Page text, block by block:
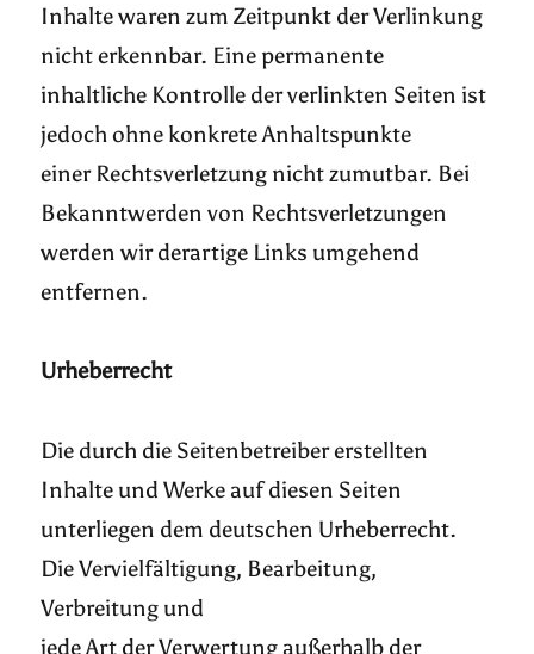
Inhalte waren zum Zeitpunkt der Verlinkung
nicht erkennbar. Eine permanente
inhaltliche Kontrolle der verlinkten Seiten ist
jedoch ohne konkrete Anhaltspunkte
einer Rechtsverletzung nicht zumutbar. Bei
Bekanntwerden von Rechtsverletzungen
werden wir derartige Links umgehend
entfernen.
Urheberrecht
Die durch die Seitenbetreiber erstellten
Inhalte und Werke auf diesen Seiten
unterliegen dem deutschen Urheberrecht.
Die Vervielfältigung, Bearbeitung,
Verbreitung und
jede Art der Verwertung außerhalb der